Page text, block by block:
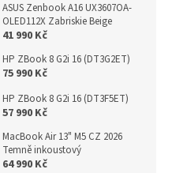
ASUS Zenbook A16 UX3607OA-
OLED112X Zabriskie Beige
41 990 Kč
HP ZBook 8 G2i 16 (DT3G2ET)
75 990 Kč
HP ZBook 8 G2i 16 (DT3F5ET)
57 990 Kč
MacBook Air 13" M5 CZ 2026
Temně inkoustový
64 990 Kč